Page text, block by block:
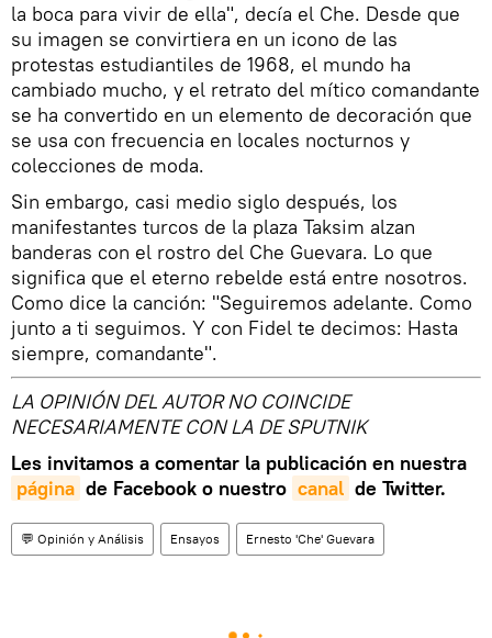
la boca para vivir de ella", decía el Che. Desde que
su imagen se convirtiera en un icono de las
protestas estudiantiles de 1968, el mundo ha
cambiado mucho, y el retrato del mítico comandante
se ha convertido en un elemento de decoración que
se usa con frecuencia en locales nocturnos y
colecciones de moda.
Sin embargo, casi medio siglo después, los
manifestantes turcos de la plaza Taksim alzan
banderas con el rostro del Che Guevara. Lo que
significa que el eterno rebelde está entre nosotros.
Como dice la canción: "Seguiremos adelante. Como
junto a ti seguimos. Y con Fidel te decimos: Hasta
siempre, comandante".
LA OPINIÓN DEL AUTOR NO COINCIDE
NECESARIAMENTE CON LA DE SPUTNIK
Les invitamos a comentar la publicación en nuestra
página de Facebook o nuestro canal de Twitter.
💬 Opinión y Análisis Ensayos Ernesto 'Che' Guevara